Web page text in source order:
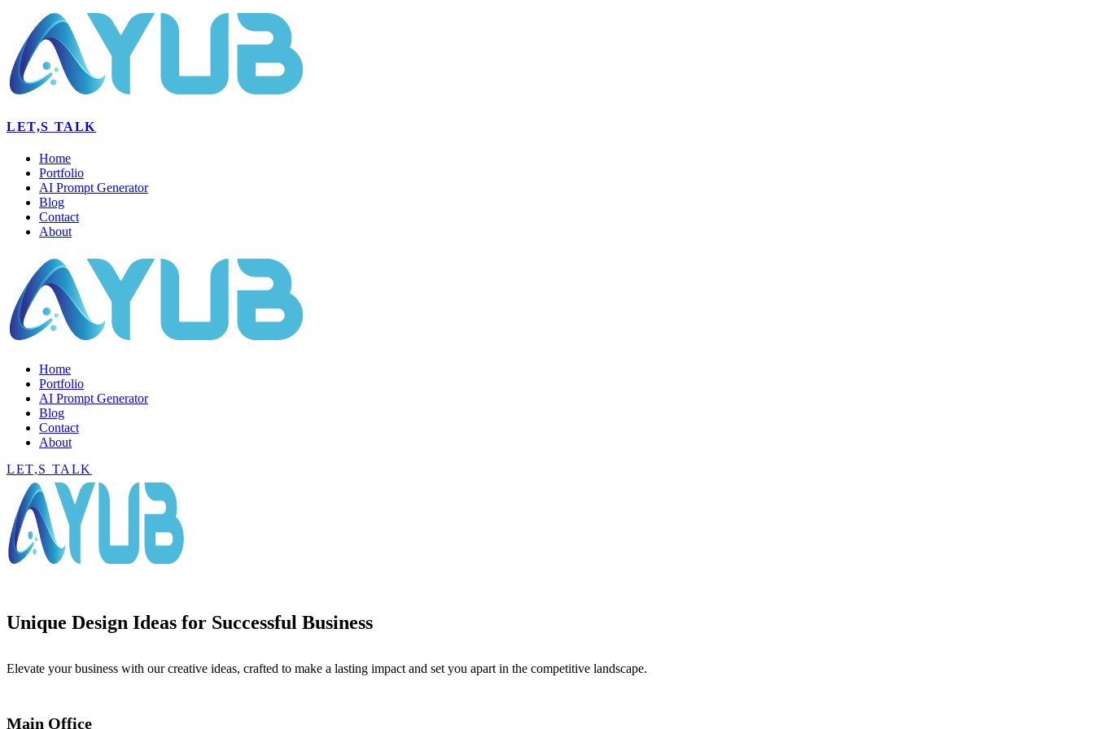
LET,S TALK
Home
Portfolio
AI Prompt Generator
Blog
Contact
About
Home
Portfolio
AI Prompt Generator
Blog
Contact
About
LET,S TALK
Unique Design Ideas for Successful Business
Elevate your business with our creative ideas, crafted to make a lasting impact and set you apart in the competitive landscape.
Main Office